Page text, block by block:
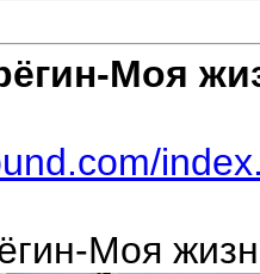
Моя
Моя